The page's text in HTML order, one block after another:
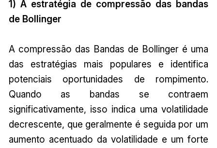
1) A estratégia de compressão das bandas
de Bollinger
A compressão das Bandas de Bollinger é uma
das estratégias mais populares e identifica
potenciais oportunidades de rompimento.
Quando as bandas se contraem
significativamente, isso indica uma volatilidade
decrescente, que geralmente é seguida por um
aumento acentuado da volatilidade e um forte